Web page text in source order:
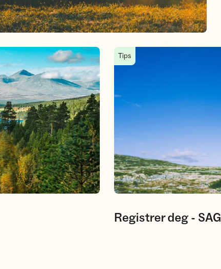
Registrer deg - SAGA
Tips
Registrer deg -